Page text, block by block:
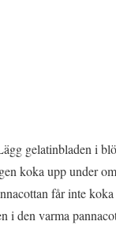
gelatinbladen i
koka upp under
får inte
i den varma